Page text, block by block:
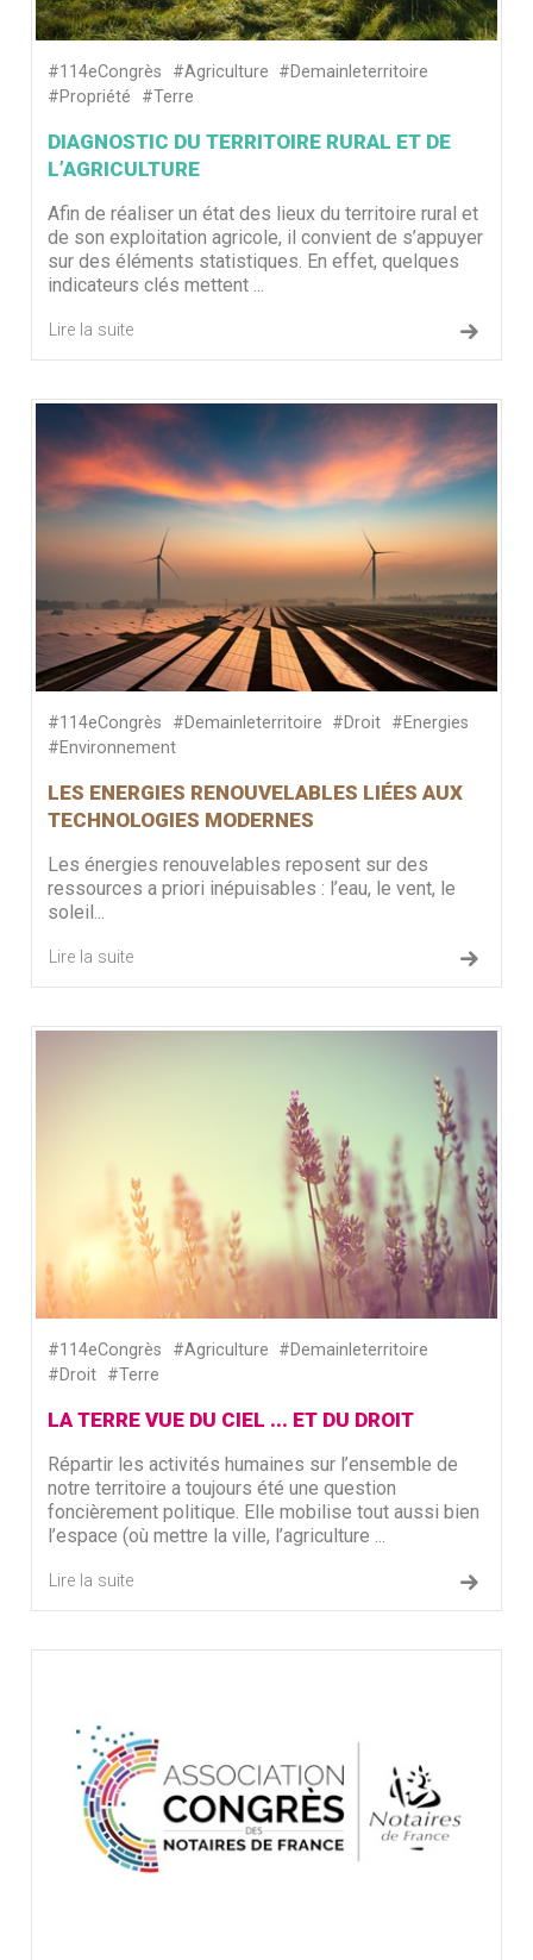
#114eCongrès #Agriculture #Demainleterritoire
#Propriété
#Terre
DIAGNOSTIC DU TERRITOIRE RURAL ET DE
L’AGRICULTURE
Afin de réaliser un état des lieux du territoire rural et
de son exploitation agricole, il convient de s’appuyer
sur des éléments statistiques. En effet, quelques
indicateurs clés mettent ...
Lire la suite
#114eCongrès #Demainleterritoire #Droit #Energies
#Environnement
LES ENERGIES RENOUVELABLES LIÉES AUX
TECHNOLOGIES MODERNES
Les énergies renouvelables reposent sur des
ressources a priori inépuisables : l’eau, le vent, le
soleil...
Lire la suite
#114eCongrès #Agriculture #Demainleterritoire
#Droit
#Terre
LA TERRE VUE DU CIEL ... ET DU DROIT
Répartir les activités humaines sur l’ensemble de
notre territoire a toujours été une question
foncièrement politique. Elle mobilise tout aussi bien
l’espace (où mettre la ville, l’agriculture ...
Lire la suite